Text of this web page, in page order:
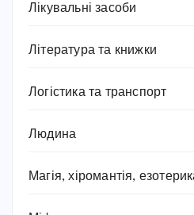
Лікувальні засоби
Література та книжки
Логістика та транспорт
Людина
Магія, хіромантія,